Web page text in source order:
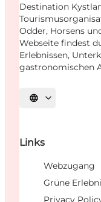
Destination
Odder, Horsens
Webseite findest
Erlebnissen,
gastronomischen
Sprache auswählen
Links
Webzugang
Grüne
Privacy